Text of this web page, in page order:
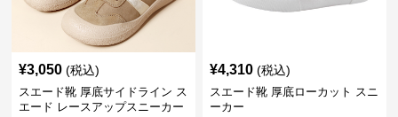
¥3,050 (税込)
スエード靴 厚底サイドライン ス
エード レースアップスニーカー
¥4,310 (税込)
スエード靴 厚底ローカット スニ
ーカー